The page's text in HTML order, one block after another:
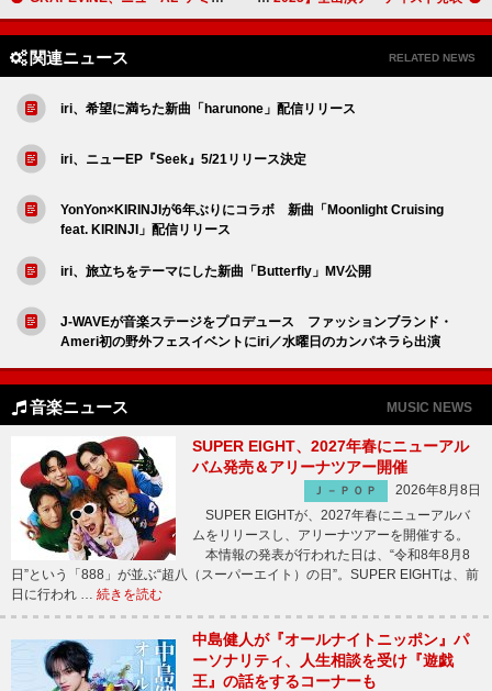
関連ニュース RELATED NEWS
iri、希望に満ちた新曲「harunone」配信リリース
iri、ニューEP『Seek』5/21リリース決定
YonYon×KIRINJIが6年ぶりにコラボ 新曲「Moonlight Cruising
feat. KIRINJI」配信リリース
iri、旅立ちをテーマにした新曲「Butterfly」MV公開
J-WAVEが音楽ステージをプロデュース ファッションブランド・
Ameri初の野外フェスイベントにiri／水曜日のカンパネラら出演
音楽ニュース MUSIC NEWS
SUPER EIGHT、2027年春にニューアル
バム発売＆アリーナツアー開催
Ｊ－ＰＯＰ
2026年8月8日
SUPER EIGHTが、2027年春にニューアルバ
ムをリリースし、アリーナツアーを開催する。
本情報の発表が行われた日は、“令和8年8月8
日”という「888」が並ぶ“超八（スーパーエイト）の日”。SUPER EIGHTは、前
日に行われ … 続きを読む
中島健人が『オールナイトニッポン』パ
ーソナリティ、人生相談を受け『遊戯
王』の話をするコーナーも